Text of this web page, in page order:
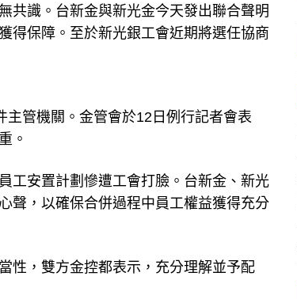
共識。台新金與新光金今天發出聯合聲明
得保障。至於新光銀工會近期將選任協商
管機關。金管會於12日例行記者會表
。
工安置計劃慘遭工會打臉。台新金、新光
聲，以確保合併過程中員工權益獲得充分
性，雙方金控都表示，充分理解並予配